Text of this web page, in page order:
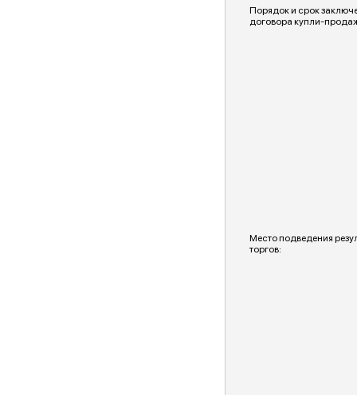
Порядок и срок
договора купли-
Место подведения
торгов: